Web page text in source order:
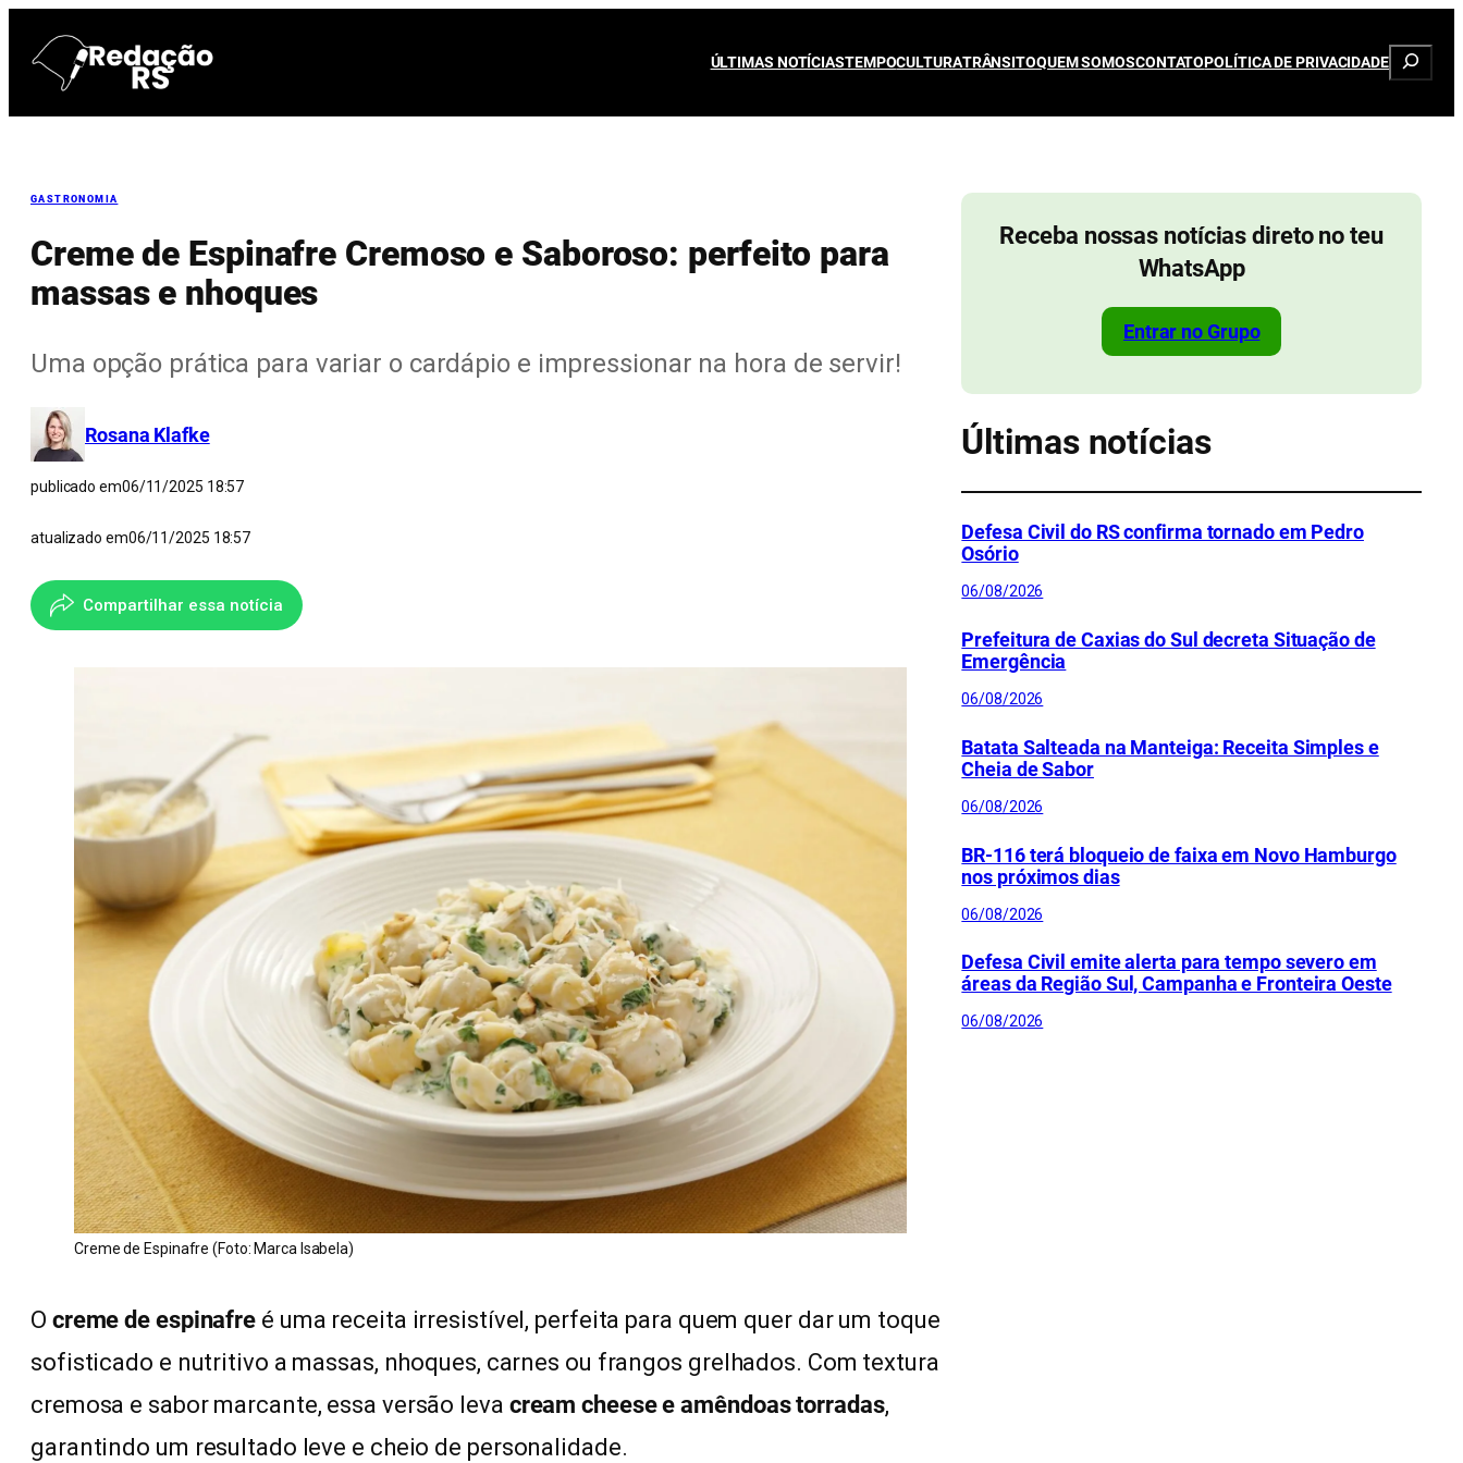
para
conteúdo
ÚLTIMAS NOTÍCIASTEMPOCULTURATRÂNSITOQUEM SOMOSCONTATOPOLÍTICA DE PRIVACIDADE
GASTRONOMIA
Creme de Espinafre Cremoso e Saboroso: perfeito para
massas e nhoques
Uma opção prática para variar o cardápio e impressionar na hora de servir!
Rosana Klafke
publicado em06/11/2025 18:57
atualizado em06/11/2025 18:57
Compartilhar essa notícia
Creme de Espinafre (Foto: Marca Isabela)
O creme de espinafre é uma receita irresistível, perfeita para quem quer dar um toque
sofisticado e nutritivo a massas, nhoques, carnes ou frangos grelhados. Com textura
cremosa e sabor marcante, essa versão leva cream cheese e amêndoas torradas,
garantindo um resultado leve e cheio de personalidade.
Receba nossas notícias direto no teu
WhatsApp
Entrar no Grupo
Últimas notícias
Defesa Civil do RS confirma tornado em Pedro
Osório
06/08/2026
Prefeitura de Caxias do Sul decreta Situação de
Emergência
06/08/2026
Batata Salteada na Manteiga: Receita Simples e
Cheia de Sabor
06/08/2026
BR-116 terá bloqueio de faixa em Novo Hamburgo
nos próximos dias
06/08/2026
Defesa Civil emite alerta para tempo severo em
áreas da Região Sul, Campanha e Fronteira Oeste
06/08/2026